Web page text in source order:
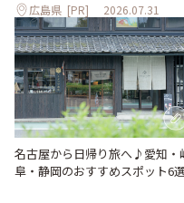
広島県 [PR] 2026.07.31
名古屋から日帰り旅へ♪愛知・
阜・静岡のおすすめスポット6